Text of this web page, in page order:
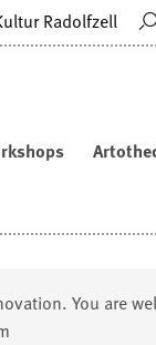
Radolfzell
You are